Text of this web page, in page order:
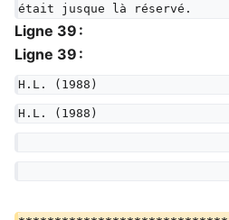
était jusque là réservé.
Ligne 39 :
Ligne 39 :
H.L. (1988)
H.L. (1988)